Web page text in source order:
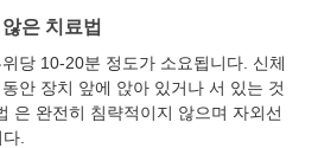
은 치료법
당 10-20분 정도가 소요됩니다. 신체
안 장치 앞에 앉아 있거나 서 있는 것
은 완전히 침략적이지 않으며 자외선
.